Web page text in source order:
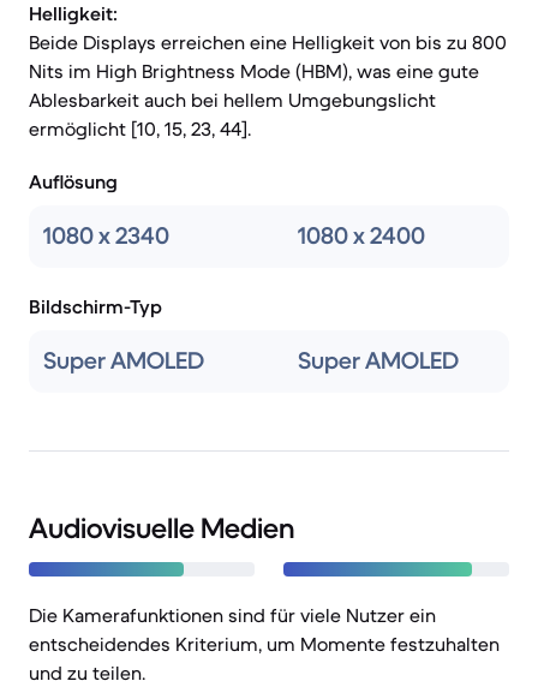
Helligkeit:
Beide Displays erreichen eine Helligkeit von bis zu 800
Nits im High Brightness Mode (HBM), was eine gute
Ablesbarkeit auch bei hellem Umgebungslicht
ermöglicht [10, 15, 23, 44].
Auflösung
1080 x 2340 1080 x 2400
Bildschirm-Typ
Super AMOLED Super AMOLED
Audiovisuelle Medien
Die Kamerafunktionen sind für viele Nutzer ein
entscheidendes Kriterium, um Momente festzuhalten
und zu teilen.